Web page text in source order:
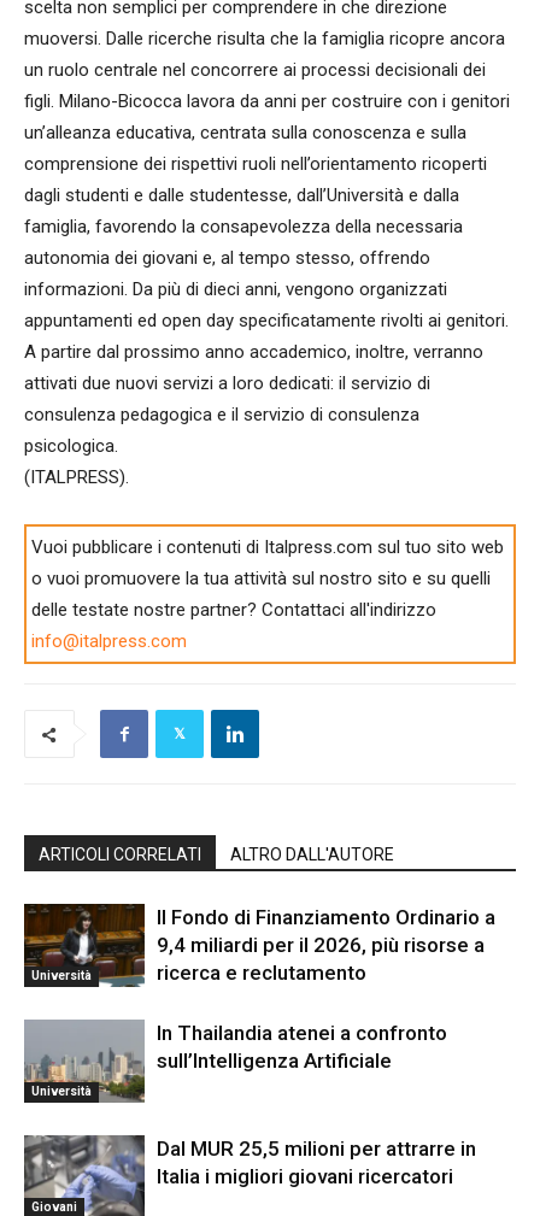
scelta non semplici per comprendere in che direzione
muoversi. Dalle ricerche risulta che la famiglia ricopre ancora
un ruolo centrale nel concorrere ai processi decisionali dei
figli. Milano-Bicocca lavora da anni per costruire con i genitori
un’alleanza educativa, centrata sulla conoscenza e sulla
comprensione dei rispettivi ruoli nell’orientamento ricoperti
dagli studenti e dalle studentesse, dall’Università e dalla
famiglia, favorendo la consapevolezza della necessaria
autonomia dei giovani e, al tempo stesso, offrendo
informazioni. Da più di dieci anni, vengono organizzati
appuntamenti ed open day specificatamente rivolti ai genitori.
A partire dal prossimo anno accademico, inoltre, verranno
attivati due nuovi servizi a loro dedicati: il servizio di
consulenza pedagogica e il servizio di consulenza
psicologica.
(ITALPRESS).
Vuoi pubblicare i contenuti di Italpress.com sul tuo sito web
o vuoi promuovere la tua attività sul nostro sito e su quelli
delle testate nostre partner? Contattaci all'indirizzo
info@italpress.com
ARTICOLI CORRELATI ALTRO DALL'AUTORE
Università
Il Fondo di Finanziamento Ordinario a
9,4 miliardi per il 2026, più risorse a
ricerca e reclutamento
Università
In Thailandia atenei a confronto
sull’Intelligenza Artificiale
Giovani
Dal MUR 25,5 milioni per attrarre in
Italia i migliori giovani ricercatori